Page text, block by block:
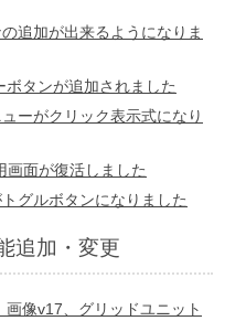
追加が出来るようになりま
タンが追加されました
ーがクリック表示式になり
画面が復活しました
グルボタンになりました
追加・変更
像v17、グリッドユニット